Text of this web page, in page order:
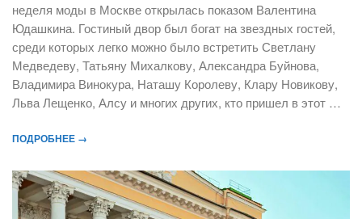
неделя моды в Москве открылась показом Валентина
Юдашкина. Гостиный двор был богат на звездных гостей,
среди которых легко можно было встретить Светлану
Медведеву, Татьяну Михалкову, Александра Буйнова,
Владимира Винокура, Наташу Королеву, Клару Новикову,
Льва Лещенко, Алсу и многих других, кто пришел в этот …
ПОДРОБНЕЕ →